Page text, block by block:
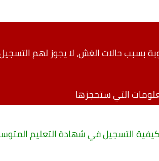
بسبب حالات الغش، لا يجوز لهم
التي ستحجزها
كيفية التسجيل في شهادة التعليم المتوسط